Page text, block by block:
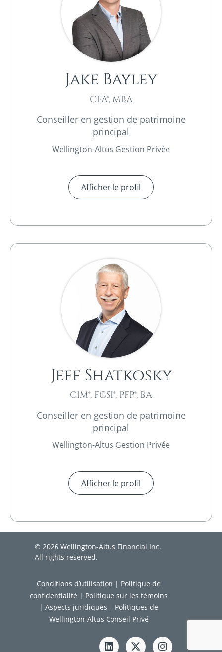
Jake Bayley
CFA®, MBA
Conseiller en gestion de patrimoine
principal
Wellington-Altus Gestion Privée
Afficher le profil
Jeff Shatkosky
CIM®, FCSI®, PFP®, BA
Conseiller en gestion de patrimoine
principal
Wellington-Altus Gestion Privée
Afficher le profil
© 2026 Wellington-Altus Financial Inc.
All rights reserved.
Conditions d’utilisation | Politique de
confidentialité | Politique sur les témoins
| Aspects juridiques | Politiques de
Wellington-Altus Conseil Privé